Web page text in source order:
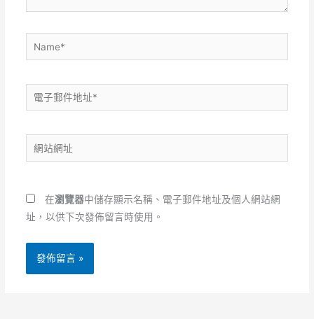
Name*
電
子
件
地
*
站
址
在瀏覽器中儲存顯示名稱、電子郵件地址及個人網站網
址，以供下次發佈留言時使用。